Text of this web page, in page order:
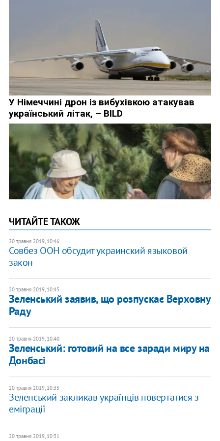
ЧИТАЙТЕ ТАКОЖ
20 травня 2019, 10:46
Совбез ООН обсудит украинский языковой
закон
20 травня 2019, 10:45
Зеленський заявив, що розпускає Верховну
Раду
20 травня 2019, 10:40
Зеленський: готовий на все заради миру на
Донбасі
20 травня 2019, 10:35
Зеленський закликав українців повертатися з
еміграції
20 травня 2019, 10:31